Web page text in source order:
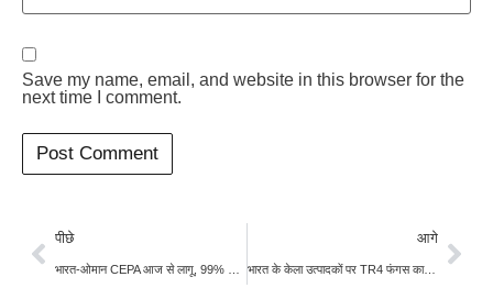
Save my name, email, and website in this browser for the
next time I comment.
पीछे आगे
भारत के केला उत्पादकों पर TR4 फंगस का खतरा, 50,000 करोड़ रुपये की केला अर्थव्यवस्था पर मंडरा रहा संकट